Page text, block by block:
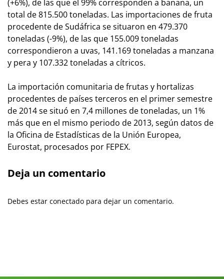
(+6%), de las que el 99% corresponden a banana, un
total de 815.500 toneladas. Las importaciones de fruta
procedente de Sudáfrica se situaron en 479.370
toneladas (-9%), de las que 155.009 toneladas
correspondieron a uvas, 141.169 toneladas a manzana
y pera y 107.332 toneladas a cítricos.
La importación comunitaria de frutas y hortalizas
procedentes de países terceros en el primer semestre
de 2014 se situó en 7,4 millones de toneladas, un 1%
más que en el mismo periodo de 2013, según datos de
la Oficina de Estadísticas de la Unión Europea,
Eurostat, procesados por FEPEX.
Deja un comentario
Debes estar conectado para dejar un comentario.